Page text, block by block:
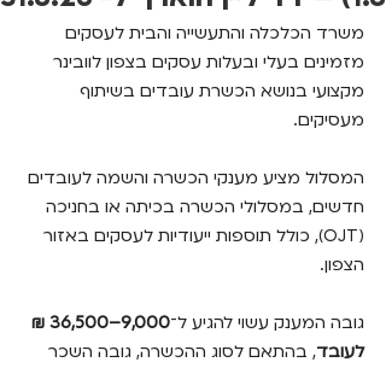
משרד הכלכלה והתעשייה והבית לעסקים
מזמינים בעלי ובעלות עסקים בצפון לוובינר
מקצועי בנושא הכשרת עובדים בשיתוף
מעסיקים.
המסלול מציע מענקי הכשרה והשמה לעובדים
חדשים, במסלולי הכשרה בכיתה או בחניכה
(OJT), כולל תוספות ייעודיות לעסקים באזור
הצפון.
גובה המענק עשוי להגיע ל־
9,000–36,500 ₪
לעובד, בהתאם לסוג ההכשרה, גובה השכר